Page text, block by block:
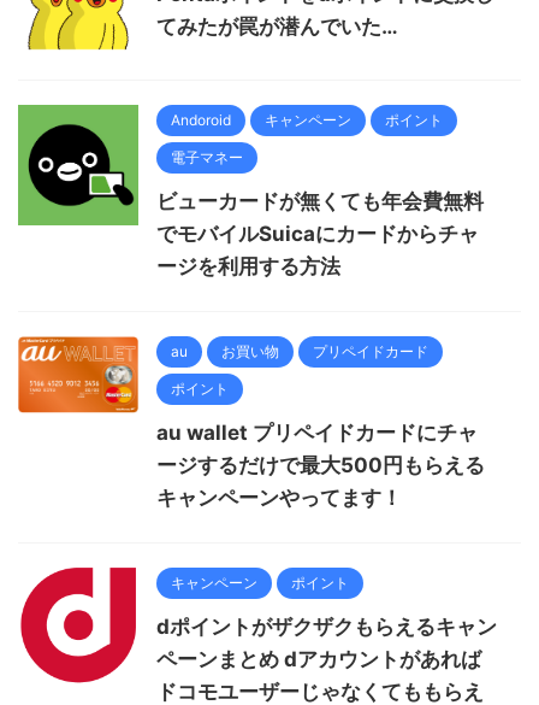
てみたが罠が潜んでいた…
Andoroid キャンペーン ポイント
電子マネー
ビューカードが無くても年会費無料
でモバイルSuicaにカードからチャ
ージを利用する方法
au お買い物 プリペイドカード
ポイント
au wallet プリペイドカードにチャ
ージするだけで最大500円もらえる
キャンペーンやってます！
キャンペーン ポイント
dポイントがザクザクもらえるキャン
ペーンまとめ dアカウントがあれば
ドコモユーザーじゃなくてももらえ